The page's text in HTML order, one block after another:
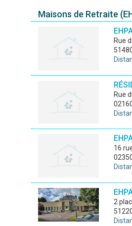
Maisons de Retraite
rue
rue
16
2